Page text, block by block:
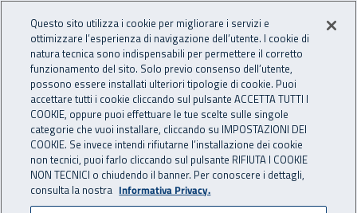
INAIL - Istituto Nazionale
Apri cerca
Navigazione principale
Navigazione - Ti trovi in:
Home Inail comunica News
13 settembre 2017
Questo sito utilizza i cookie per migliorare i servizi e
ottimizzare l’esperienza di navigazione dell’utente. I cookie di
natura tecnica sono indispensabili per permettere il corretto
funzionamento del sito. Solo previo consenso dell’utente,
possono essere installati ulteriori tipologie di cookie. Puoi
accettare tutti i cookie cliccando sul pulsante ACCETTA TUTTI I
COOKIE, oppure puoi effettuare le tue scelte sulle singole
categorie che vuoi installare, cliccando su IMPOSTAZIONI DEI
COOKIE. Se invece intendi rifiutarne l’installazione dei cookie
non tecnici, puoi farlo cliccando sul pulsante RIFIUTA I COOKIE
NON TECNICI o chiudendo il banner. Per conoscere i dettagli,
consulta la nostra Informativa Privacy.